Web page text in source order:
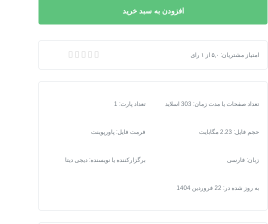
حافظ
افزودن به سبد خرید
پاورپوینت روش تحقیق حافظ نیا
امتیاز مشتریان: ۵,۰ از ۱ رای
تعداد صفحات یا مدت زمان: 303 اسلاید تعداد پارت: 1
حجم فایل: 2.23 مگابایت فرمت فایل: پاورپوینت
زبان: فارسی برگزارکننده یا نویسنده: دیجی دیتا
به روز شده در: 22 فروردین 1404